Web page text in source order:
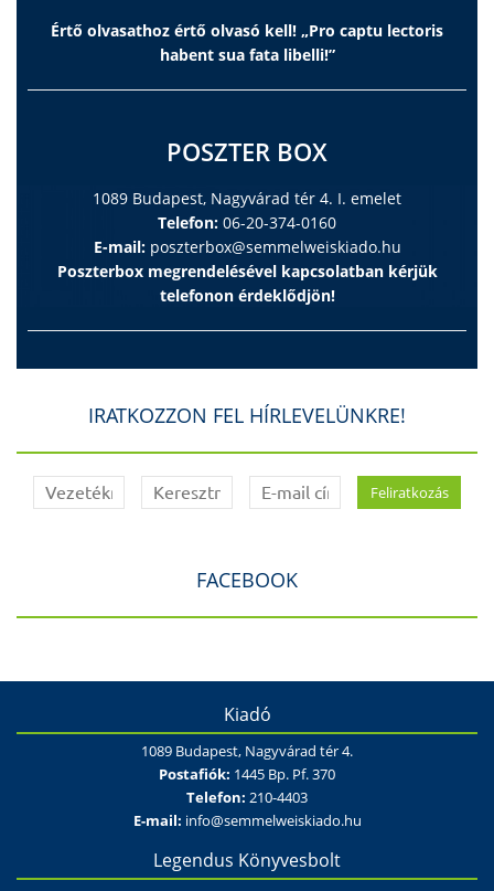
Értő olvasathoz értő olvasó kell! „Pro captu lectoris
habent sua fata libelli!”
POSZTER BOX
1089 Budapest, Nagyvárad tér 4. I. emelet
Telefon: 06-20-374-0160
E-mail: poszterbox@semmelweiskiado.hu
Poszterbox megrendelésével kapcsolatban kérjük
telefonon érdeklődjön!
IRATKOZZON FEL HÍRLEVELÜNKRE!
FACEBOOK
Kiadó
1089 Budapest, Nagyvárad tér 4.
Postafiók: 1445 Bp. Pf. 370
Telefon: 210-4403
E-mail: info@semmelweiskiado.hu
Legendus Könyvesbolt